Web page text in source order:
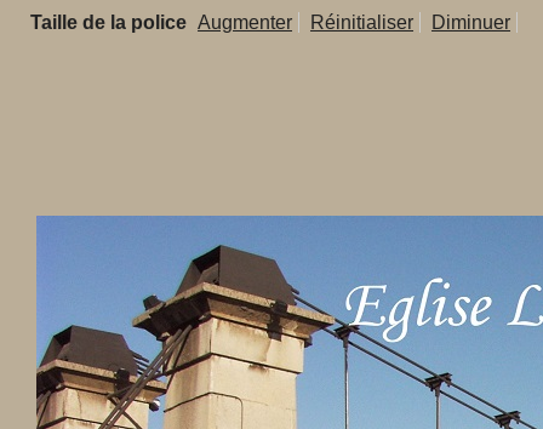
Taille de la police Augmenter Réinitialiser Diminuer